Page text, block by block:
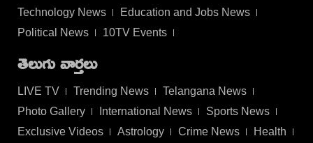
Technology News
Education and Jobs News
Political News
10TV Events
తెలుగు వార్తలు
LIVE TV Trending News
Telangana News
Photo Gallery
International News
Sports News
Exclusive Videos
Astrology Crime News Health